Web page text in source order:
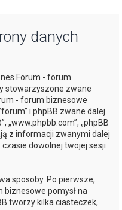
danych
Forum - forum
stowarzyszone zwane
- forum biznesowe
i phpBB zwane dalej
„www.phpbb.com”, „phpBB
z informacji zwanymi dalej
dowolnej twojej sesji
sposoby. Po pierwsze,
biznesowe pomysł na
tworzy kilka ciasteczek,